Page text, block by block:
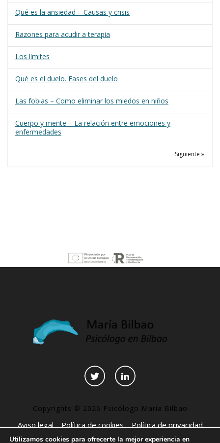
Qué es la ansiedad – Causas y crisis
Razones para acudir a terapia
Los límites
Qué es el duelo. Fases del duelo
Las fobias – Como eliminar los miedos en niños
Cuerpo y mente – La relación entre emociones y
enfermedades
Siguiente »
Copyrights © 2026 Psicólogo María Bilbao
Aviso legal–Política de cookies–Política de privacidad
–Declaración de accesibilidad–Páginas interesantes
Utilizamos cookies para ofrecerte la mejor experiencia en